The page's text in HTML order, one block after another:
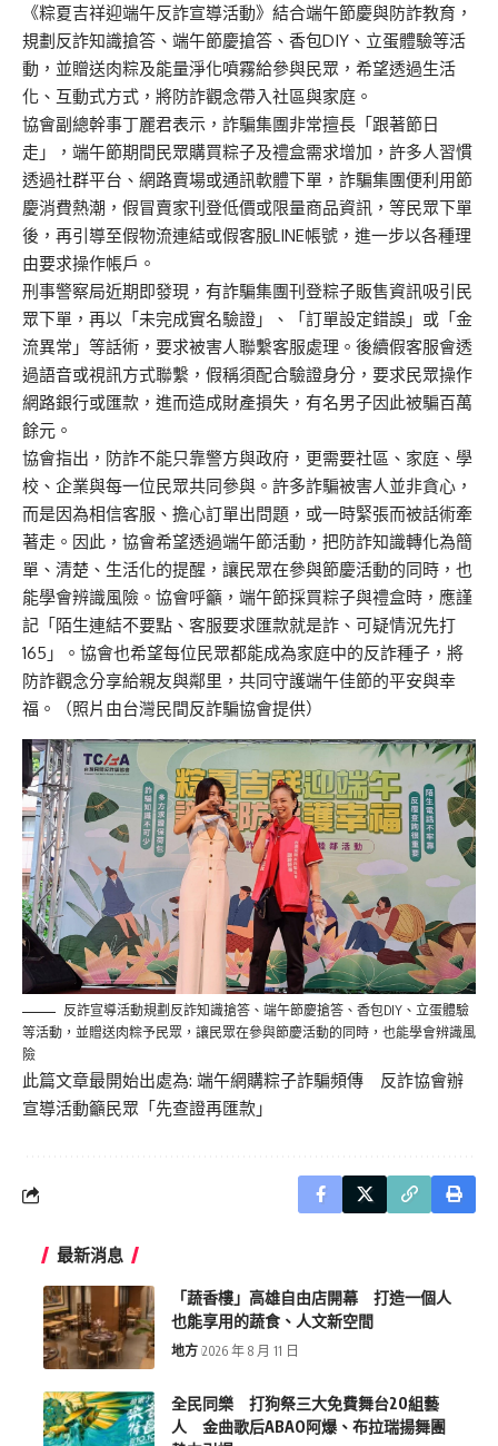
《粽夏吉祥迎端午反詐宣導活動》結合端午節慶與防詐教育，
規劃反詐知識搶答、端午節慶搶答、香包DIY、立蛋體驗等活
動，並贈送肉粽及能量淨化噴霧給參與民眾，希望透過生活
化、互動式方式，將防詐觀念帶入社區與家庭。
協會副總幹事丁麗君表示，詐騙集團非常擅長「跟著節日
走」，端午節期間民眾購買粽子及禮盒需求增加，許多人習慣
透過社群平台、網路賣場或通訊軟體下單，詐騙集團便利用節
慶消費熱潮，假冒賣家刊登低價或限量商品資訊，等民眾下單
後，再引導至假物流連結或假客服LINE帳號，進一步以各種理
由要求操作帳戶。
刑事警察局近期即發現，有詐騙集團刊登粽子販售資訊吸引民
眾下單，再以「未完成實名驗證」、「訂單設定錯誤」或「金
流異常」等話術，要求被害人聯繫客服處理。後續假客服會透
過語音或視訊方式聯繫，假稱須配合驗證身分，要求民眾操作
網路銀行或匯款，進而造成財產損失，有名男子因此被騙百萬
餘元。
協會指出，防詐不能只靠警方與政府，更需要社區、家庭、學
校、企業與每一位民眾共同參與。許多詐騙被害人並非貪心，
而是因為相信客服、擔心訂單出問題，或一時緊張而被話術牽
著走。因此，協會希望透過端午節活動，把防詐知識轉化為簡
單、清楚、生活化的提醒，讓民眾在參與節慶活動的同時，也
能學會辨識風險。協會呼籲，端午節採買粽子與禮盒時，應謹
記「陌生連結不要點、客服要求匯款就是詐、可疑情況先打
165」。協會也希望每位民眾都能成為家庭中的反詐種子，將
防詐觀念分享給親友與鄰里，共同守護端午佳節的平安與幸
福。（照片由台灣民間反詐騙協會提供）
反詐宣導活動規劃反詐知識搶答、端午節慶搶答、香包DIY、立蛋體驗
等活動，並贈送肉粽予民眾，讓民眾在參與節慶活動的同時，也能學會辨識風
險
此篇文章最開始出處為: 端午網購粽子詐騙頻傳 反詐協會辦
宣導活動籲民眾「先查證再匯款」
最新消息
「蔬香樓」高雄自由店開幕 打造一個人
也能享用的蔬食、人文新空間
地方 2026 年 8 月 11 日
全民同樂 打狗祭三大免費舞台20組藝
人 金曲歌后ABAO阿爆、布拉瑞揚舞團